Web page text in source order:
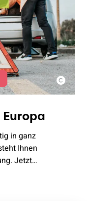
in ganz
Ihnen
Jetzt